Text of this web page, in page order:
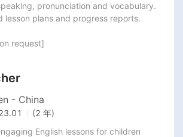
pronunciation and vocabulary.
lesson plans and progress reports.
request]
- China
(2 年)
English lessons for children